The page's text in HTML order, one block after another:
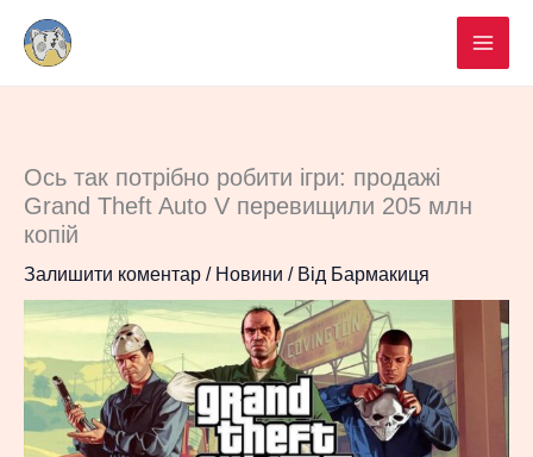
Перейти
вмісту
Ось так потрібно робити ігри: продажі
Grand Theft Auto V перевищили 205 млн
копій
Залишити коментар / Новини / Від Бармакиця